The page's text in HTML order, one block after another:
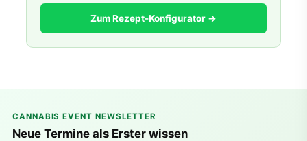
Zum Rezept-Konfigurator →
CANNABIS EVENT NEWSLETTER
Neue Termine als Erster wissen